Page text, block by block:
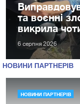
та воєнні
викрила
6 серпня 2026